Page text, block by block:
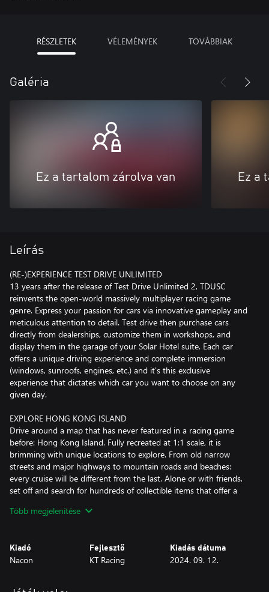
RÉSZLETEK VÉLEMÉNYEK TOVÁBBIAK
Galéria
Ez a tartalom zárolva van Ez a
Leírás
(RE-)EXPERIENCE TEST DRIVE UNLIMITED
13 years after the release of Test Drive Unlimited 2, TDUSC
reinvents the open-world massively multiplayer racing game
genre. Express your passion for cars via innovative gameplay and
meticulous attention to detail. Test drive then purchase cars
directly from dealerships, customize them in workshops, and
display them in the garage of your Solar Hotel suite. Each car
offers a unique driving experience and complete immersion
(windows, sunroofs, engines, etc.) and it's this exclusive
experience that dictates which car you want to choose on any
given day.
EXPLORE HONG KONG ISLAND
Drive around a map that has never featured in a racing game
before: Hong Kong Island. Fully recreated at 1:1 scale, it is
brimming with unique locations to explore. From old narrow
streets and major highways to mountain roads and beaches:
every cruise will be different from the last. Alone or with friends,
set off and search for hundreds of collectible items that offer a
Lamborghini, Porsche, Bugatti, Koenigsegg, Aston Martin and
many more. In total, over 30 car manufacturers are represented
modern hypercars to off-road vehicles.
Több megjelenítése
Kiadó
Nacon
Fejlesztő
KT Racing
Kiadás dátuma
2024. 09. 12.